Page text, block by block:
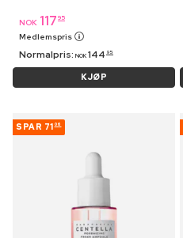
NOK 117 95
Medlemspris
Normalpris: NOK 144 95
KJØP
SPAR 71 06